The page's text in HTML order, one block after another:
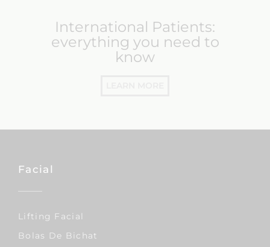
International Patients:
everything you need to
know
Facial
Lifting Facial
Bolas De Bichat